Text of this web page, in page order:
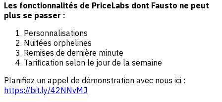
Les fonctionnalités de PriceLabs dont Fausto ne peut
plus se passer :
Personnalisations
Nuitées orphelines
Remises de dernière minute
Tarification selon le jour de la semaine
Planifiez un appel de démonstration avec nous ici :
https://bit.ly/42NNvMJ